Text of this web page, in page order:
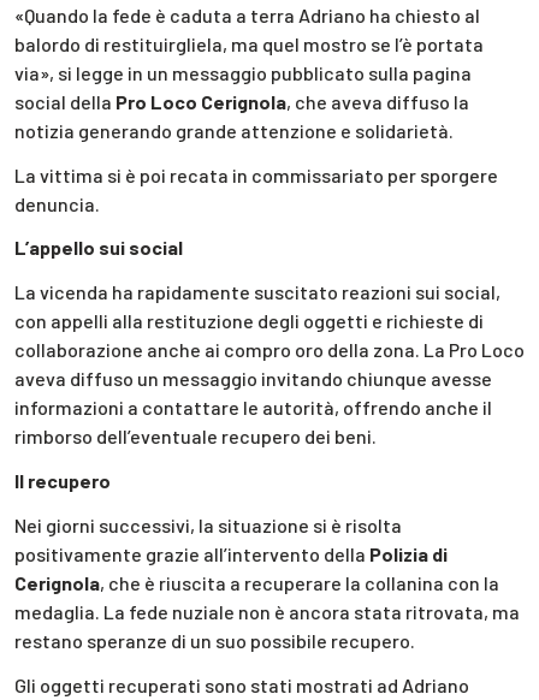
«Quando la fede è caduta a terra Adriano ha chiesto al
balordo di restituirgliela, ma quel mostro se l’è portata
via», si legge in un messaggio pubblicato sulla pagina
social della Pro Loco Cerignola, che aveva diffuso la
notizia generando grande attenzione e solidarietà.
La vittima si è poi recata in commissariato per sporgere
denuncia.
L’appello sui social
La vicenda ha rapidamente suscitato reazioni sui social,
con appelli alla restituzione degli oggetti e richieste di
collaborazione anche ai compro oro della zona. La Pro Loco
aveva diffuso un messaggio invitando chiunque avesse
informazioni a contattare le autorità, offrendo anche il
rimborso dell’eventuale recupero dei beni.
Il recupero
Nei giorni successivi, la situazione si è risolta
positivamente grazie all’intervento della Polizia di
Cerignola, che è riuscita a recuperare la collanina con la
medaglia. La fede nuziale non è ancora stata ritrovata, ma
restano speranze di un suo possibile recupero.
Gli oggetti recuperati sono stati mostrati ad Adriano